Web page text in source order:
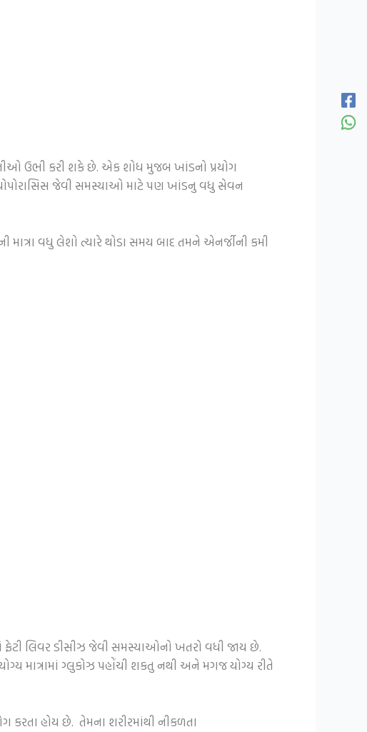
ઉભી કરી શકે છે. એક શોધ મુજબ ખાંડનો પ્રયોગ
જેવી સમસ્યાઓ માટે પણ ખાંડનુ વધુ સેવન
વધુ લેશો ત્યારે થોડા સમય બાદ તમને એનર્જીની કમી
લિવર ડીસીઝ જેવી સમસ્યાઓનો ખતરો વધી જાય છે.
માત્રામાં ગ્લુકોઝ પહોંચી શકતુ નથી અને મગજ યોગ્ય રીતે
કરતા હોય છે. તેમના શરીરમાંથી નીકળતા